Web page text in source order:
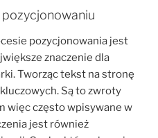
pozycjonowania jest
znaczenie dla
Tworząc tekst na stronę
Są to zwroty
więc często wpisywane w
jest również